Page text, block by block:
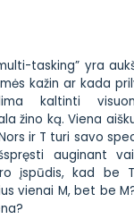
tasking” yra
kažin ar kada
kaltinti
žino ką. Viena
ir T turi savo
auginant
įspūdis, kad be
vienai M, bet be